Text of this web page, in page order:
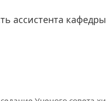
ассистента